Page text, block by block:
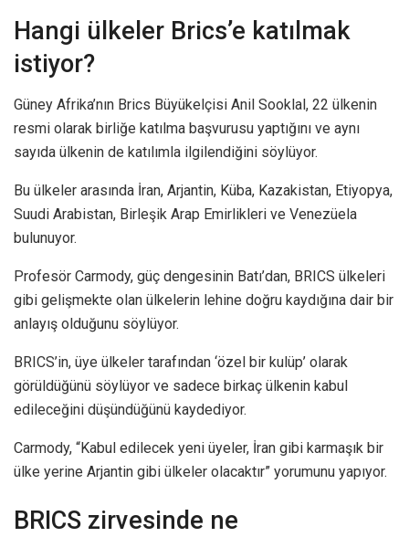
Hangi ülkeler Brics’e katılmak
istiyor?
Güney Afrika’nın Brics Büyükelçisi Anil Sooklal, 22 ülkenin
resmi olarak birliğe katılma başvurusu yaptığını ve aynı
sayıda ülkenin de katılımla ilgilendiğini söylüyor.
Bu ülkeler arasında İran, Arjantin, Küba, Kazakistan, Etiyopya,
Suudi Arabistan, Birleşik Arap Emirlikleri ve Venezüela
bulunuyor.
Profesör Carmody, güç dengesinin Batı’dan, BRICS ülkeleri
gibi gelişmekte olan ülkelerin lehine doğru kaydığına dair bir
anlayış olduğunu söylüyor.
BRICS’in, üye ülkeler tarafından ‘özel bir kulüp’ olarak
görüldüğünü söylüyor ve sadece birkaç ülkenin kabul
edileceğini düşündüğünü kaydediyor.
Carmody, “Kabul edilecek yeni üyeler, İran gibi karmaşık bir
ülke yerine Arjantin gibi ülkeler olacaktır” yorumunu yapıyor.
BRICS zirvesinde ne